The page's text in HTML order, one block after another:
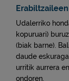
Udalerriko
kopuruari)
(biak barne).
daude
urritik aurrera
ondoren.